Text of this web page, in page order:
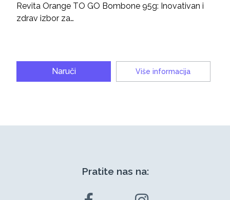
Revita Orange TO GO Bombone 95g: Inovativan i
zdrav izbor za…
Naruči Više informacija
Pratite nas na: